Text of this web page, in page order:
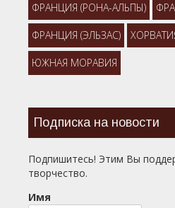
ФРАНЦИЯ (РОНА-АЛЬПЫ)
ФРАНЦИЯ (ЭЛЬЗАС)
ЮЖНАЯ МОРАВИЯ
Подписка на новости
Подпишитесь! Этим Вы
творчество.
Имя